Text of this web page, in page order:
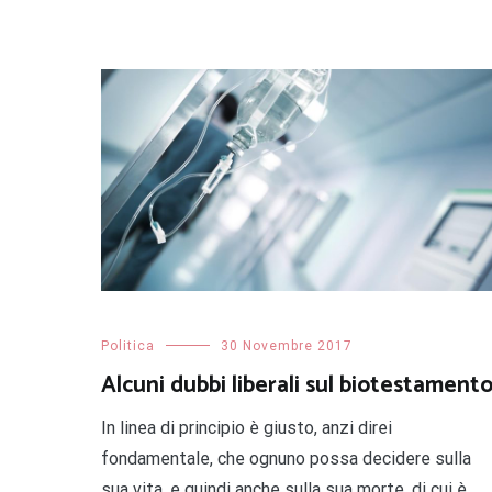
Politica 30 Novembre 2017
Alcuni dubbi liberali sul biotestamento
In linea di principio è giusto, anzi direi
fondamentale, che ognuno possa decidere sulla